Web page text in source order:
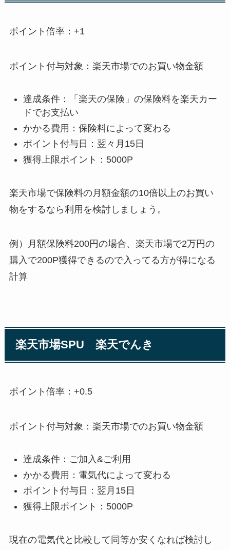
ポイント倍率：+1
ポイント付与対象：楽天市場でのお買い物金額
達成条件：「楽天の保険」の保険料を楽天カー
ドでお支払い
かかる費用：保険料によって変わる
ポイント付与日：翌々月15日
獲得上限ポイント：5000P
楽天市場で保険料の月額金額の10倍以上のお買い
物をするなら利用を検討しましょう。
例）月額保険料200円の場合、楽天市場で2万円の
購入で200P獲得できるので入ってる方が得になる
計算
楽天市場SPU 楽天でんき
ポイント倍率：+0.5
ポイント付与対象：楽天市場でのお買い物金額
達成条件：ご加入&ご利用
かかる費用：電気代によって変わる
ポイント付与日：翌月15日
獲得上限ポイント：5000P
現在の電気代と比較して同等か安くなれば検討し